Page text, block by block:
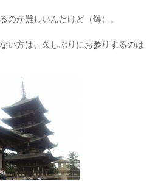
のが難しいんだけど（爆）。
い方は、久しぶりにお参りするのは